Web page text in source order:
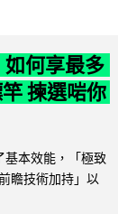
何享最多
揀選啱你
本效能，「極致
瞻技術加持」以